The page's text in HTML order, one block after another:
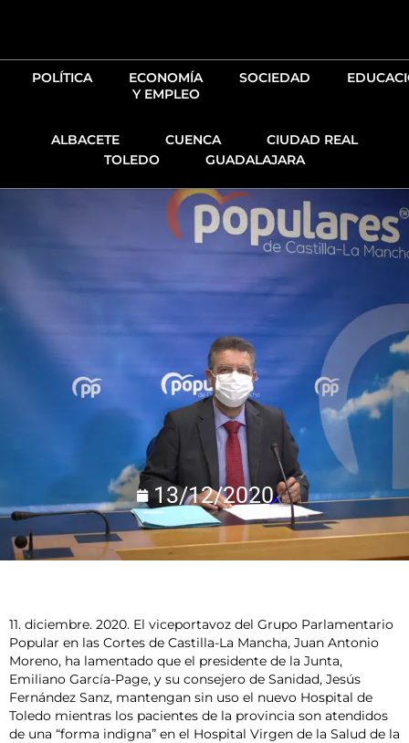
POLÍTICA
ECONOMÍA
Y EMPLEO
SOCIEDAD
ALBACETE CUENCA
CIUDAD REAL
TOLEDO
GUADALAJARA
13/12/2020
11. diciembre. 2020. El viceportavoz del Grupo Parlamentario
Popular en las Cortes de Castilla-La Mancha, Juan Antonio
Moreno, ha lamentado que el presidente de la Junta,
Emiliano García-Page, y su consejero de Sanidad, Jesús
Fernández Sanz, mantengan sin uso el nuevo Hospital de
Toledo mientras los pacientes de la provincia son atendidos
de una “forma indigna” en el Hospital Virgen de la Salud de la